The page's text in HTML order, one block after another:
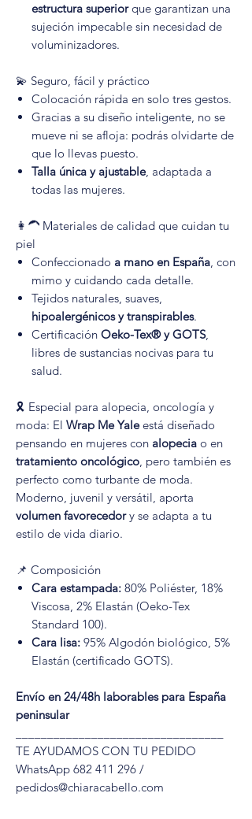
estructura superiorque garantizan una
sujeción impecable sin necesidad de
voluminizadores.
💫 Seguro, fácil y práctico
Colocación rápida en solo tres gestos.
Gracias a su diseño inteligente, no se
mueve ni se afloja: podrás olvidarte de
que lo llevas puesto.
Talla única y ajustable, adaptada a
todas las mujeres.
👩‍🦱 Materiales de calidad que cuidan tu
piel
Confeccionado a mano en España, con
mimo y cuidando cada detalle.
Tejidos naturales, suaves,
hipoalergénicos y transpirables.
Certificación Oeko-Tex® y GOTS,
libres de sustancias nocivas para tu
salud.
🎗️ Especial para alopecia, oncología y
moda: El Wrap Me Yaleestá diseñado
pensando en mujeres con alopecia o en
tratamiento oncológico, pero también es
perfecto como turbante de moda.
Moderno, juvenil y versátil, aporta
volumen favorecedory se adapta a tu
estilo de vida diario.
📌 Composición
Cara estampada: 80% Poliéster, 18%
Viscosa, 2% Elastán (Oeko-Tex
Standard 100).
Cara lisa: 95% Algodón biológico, 5%
Elastán (certificado GOTS).
Envío en 24/48h laborables para España
peninsular
TE AYUDAMOS CON TU PEDIDO
WhatsApp 682 411 296 /
pedidos@chiaracabello.com